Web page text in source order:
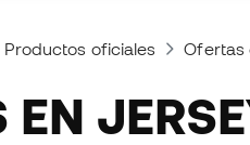
Productos oficiales Ofertas
EN